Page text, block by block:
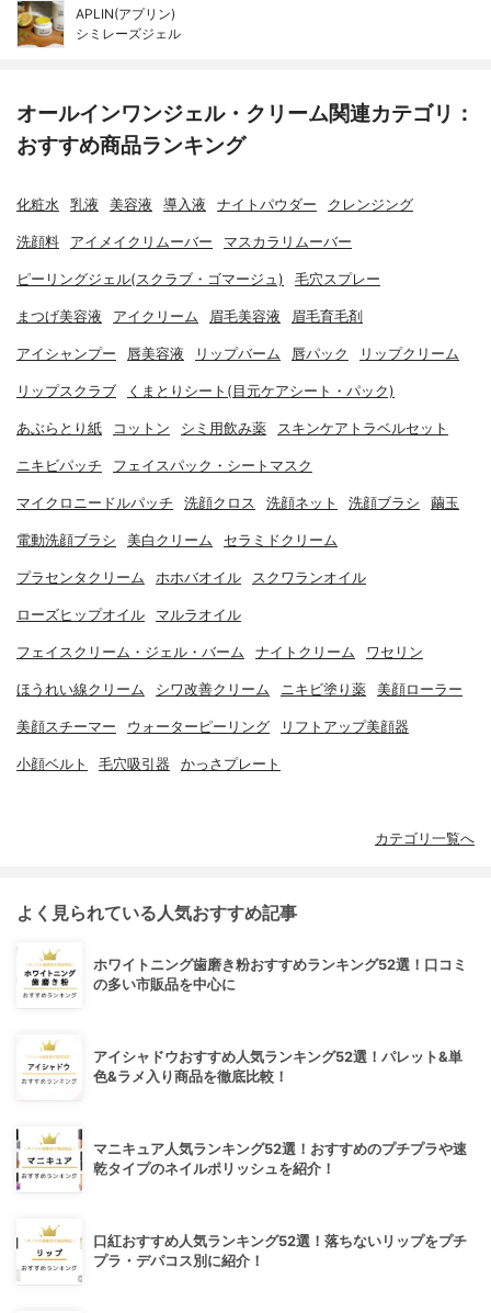
APLIN(アプリン)
シミレーズジェル
オールインワンジェル・クリーム関連カテゴリ：
おすすめ商品ランキング
化粧水 乳液 美容液 導入液 ナイトパウダー クレンジング
洗顔料 アイメイクリムーバー マスカラリムーバー
ピーリングジェル(スクラブ・ゴマージュ) 毛穴スプレー
まつげ美容液 アイクリーム 眉毛美容液 眉毛育毛剤
アイシャンプー 唇美容液 リップバーム 唇パック リップクリーム
リップスクラブ くまとりシート(目元ケアシート・パック)
あぶらとり紙 コットン シミ用飲み薬 スキンケアトラベルセット
ニキビパッチ フェイスパック・シートマスク
マイクロニードルパッチ 洗顔クロス 洗顔ネット 洗顔ブラシ 繭玉
電動洗顔ブラシ 美白クリーム セラミドクリーム
プラセンタクリーム ホホバオイル スクワランオイル
ローズヒップオイル マルラオイル
フェイスクリーム・ジェル・バーム ナイトクリーム ワセリン
ほうれい線クリーム シワ改善クリーム ニキビ塗り薬 美顔ローラー
美顔スチーマー ウォーターピーリング リフトアップ美顔器
小顔ベルト 毛穴吸引器 かっさプレート
カテゴリ一覧へ
よく見られている人気おすすめ記事
ホワイトニング歯磨き粉おすすめランキング52選！口コミ
の多い市販品を中心に
アイシャドウおすすめ人気ランキング52選！パレット&単
色&ラメ入り商品を徹底比較！
マニキュア人気ランキング52選！おすすめのプチプラや速
乾タイプのネイルポリッシュを紹介！
口紅おすすめ人気ランキング52選！落ちないリップをプチ
プラ・デパコス別に紹介！